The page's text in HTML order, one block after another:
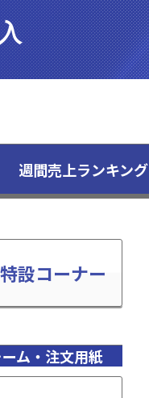
週間売上ランキング
特設コーナー
ム・注文用紙